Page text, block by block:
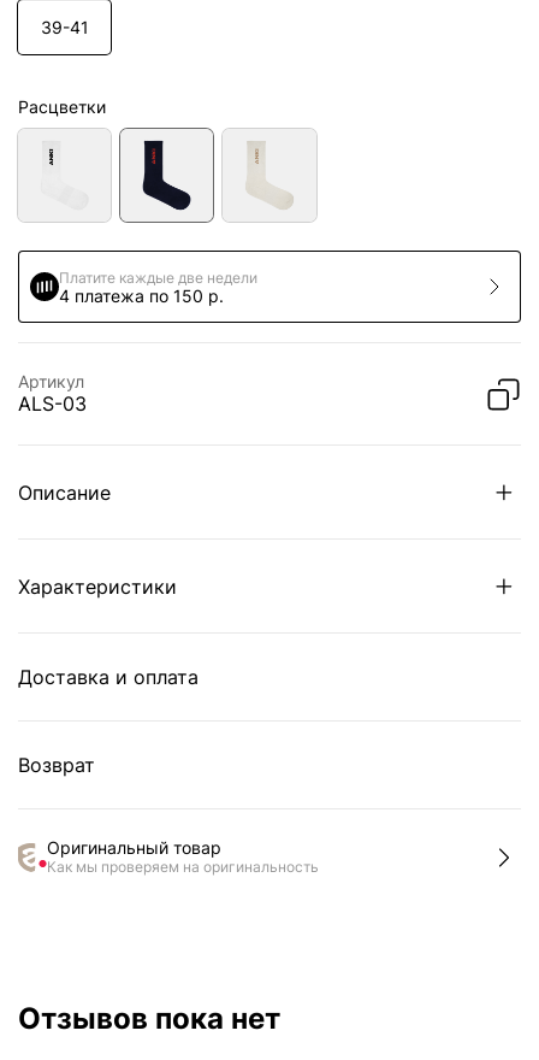
39-41
Расцветки
Платите каждые две недели
4 платежа по 150 р.
Артикул
ALS-03
Описание
Характеристики
Доставка и оплата
Возврат
Оригинальный товар
Как мы проверяем на оригинальность
Отзывов пока нет